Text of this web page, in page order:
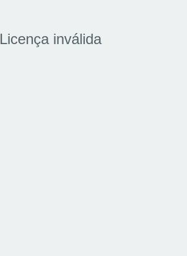
Licença inválida